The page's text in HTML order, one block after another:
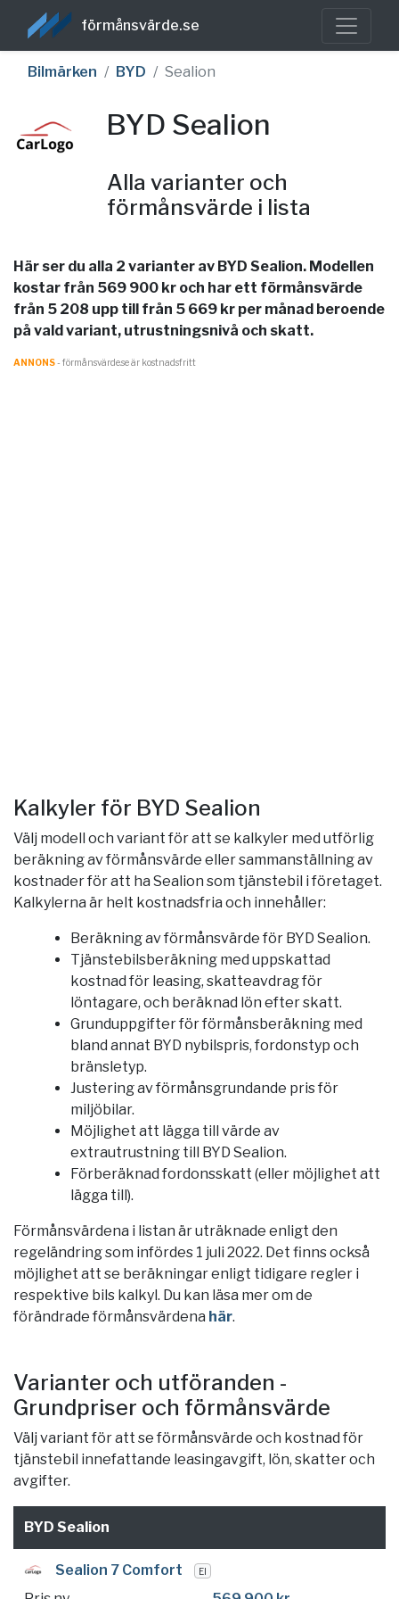
förmånsvärde.se
Bilmärken BYD Sealion
BYD Sealion
Alla varianter och
förmånsvärde i lista
Här ser du alla 2 varianter av BYD Sealion. Modellen
kostar från 569 900 kr och har ett förmånsvärde
från 5 208 upp till från 5 669 kr per månad beroende
på vald variant, utrustningsnivå och skatt.
ANNONS- förmånsvärde.se är kostnadsfritt
Kalkyler för BYD Sealion
Välj modell och variant för att se kalkyler med utförlig
beräkning av förmånsvärde eller sammanställning av
kostnader för att ha Sealion som tjänstebil i företaget.
Kalkylerna är helt kostnadsfria och innehåller:
Beräkning av förmånsvärde för BYD Sealion.
Tjänstebilsberäkning med uppskattad
kostnad för leasing, skatteavdrag för
löntagare, och beräknad lön efter skatt.
Grunduppgifter för förmånsberäkning med
bland annat BYD nybilspris, fordonstyp och
bränsletyp.
Justering av förmånsgrundande pris för
miljöbilar.
Möjlighet att lägga till värde av
extrautrustning till BYD Sealion.
Förberäknad fordonsskatt (eller möjlighet att
lägga till).
Förmånsvärdena i listan är uträknade enligt den
regeländring som infördes 1 juli 2022. Det finns också
möjlighet att se beräkningar enligt tidigare regler i
respektive bils kalkyl. Du kan läsa mer om de
förändrade förmånsvärdena här.
Varianter och utföranden -
Grundpriser och förmånsvärde
Välj variant för att se förmånsvärde och kostnad för
tjänstebil innefattande leasingavgift, lön, skatter och
avgifter.
BYD Sealion
Sealion 7 Comfort El